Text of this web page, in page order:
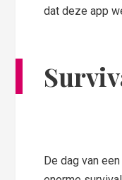
dat deze app
De dag van